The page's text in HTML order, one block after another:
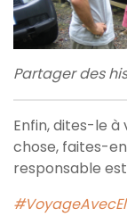
Partager des
Enfin, dites-le à
chose, faites-
responsable